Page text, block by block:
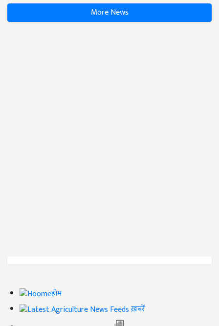
More News
होम
ख़बरें